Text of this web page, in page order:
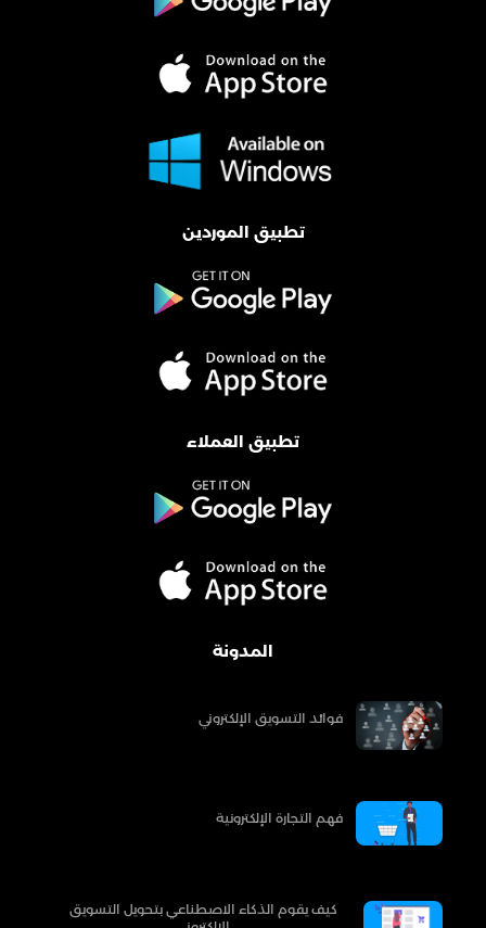
تطبيق الموردين
تطبيق العملاء
المدونة
فوائد التسويق الإلكتروني
فهم التجارة الإلكترونية
كيف يقوم الذكاء الاصطناعي بتحويل التسويق